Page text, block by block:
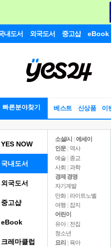
내도서 외국도서 중고샵 eBook
빠른분야찾기 베스트 신상품 이
YES NOW
국내도서
소설/시
에세이
인문
역사
예술 | 종교
사회 | 과학
경제 경영
자기계발
만화 | 라이트노벨
여행
잡지
어린이
유아 | 전집
청소년
요리
육아
외국도서
중고샵
eBook
크레마클럽